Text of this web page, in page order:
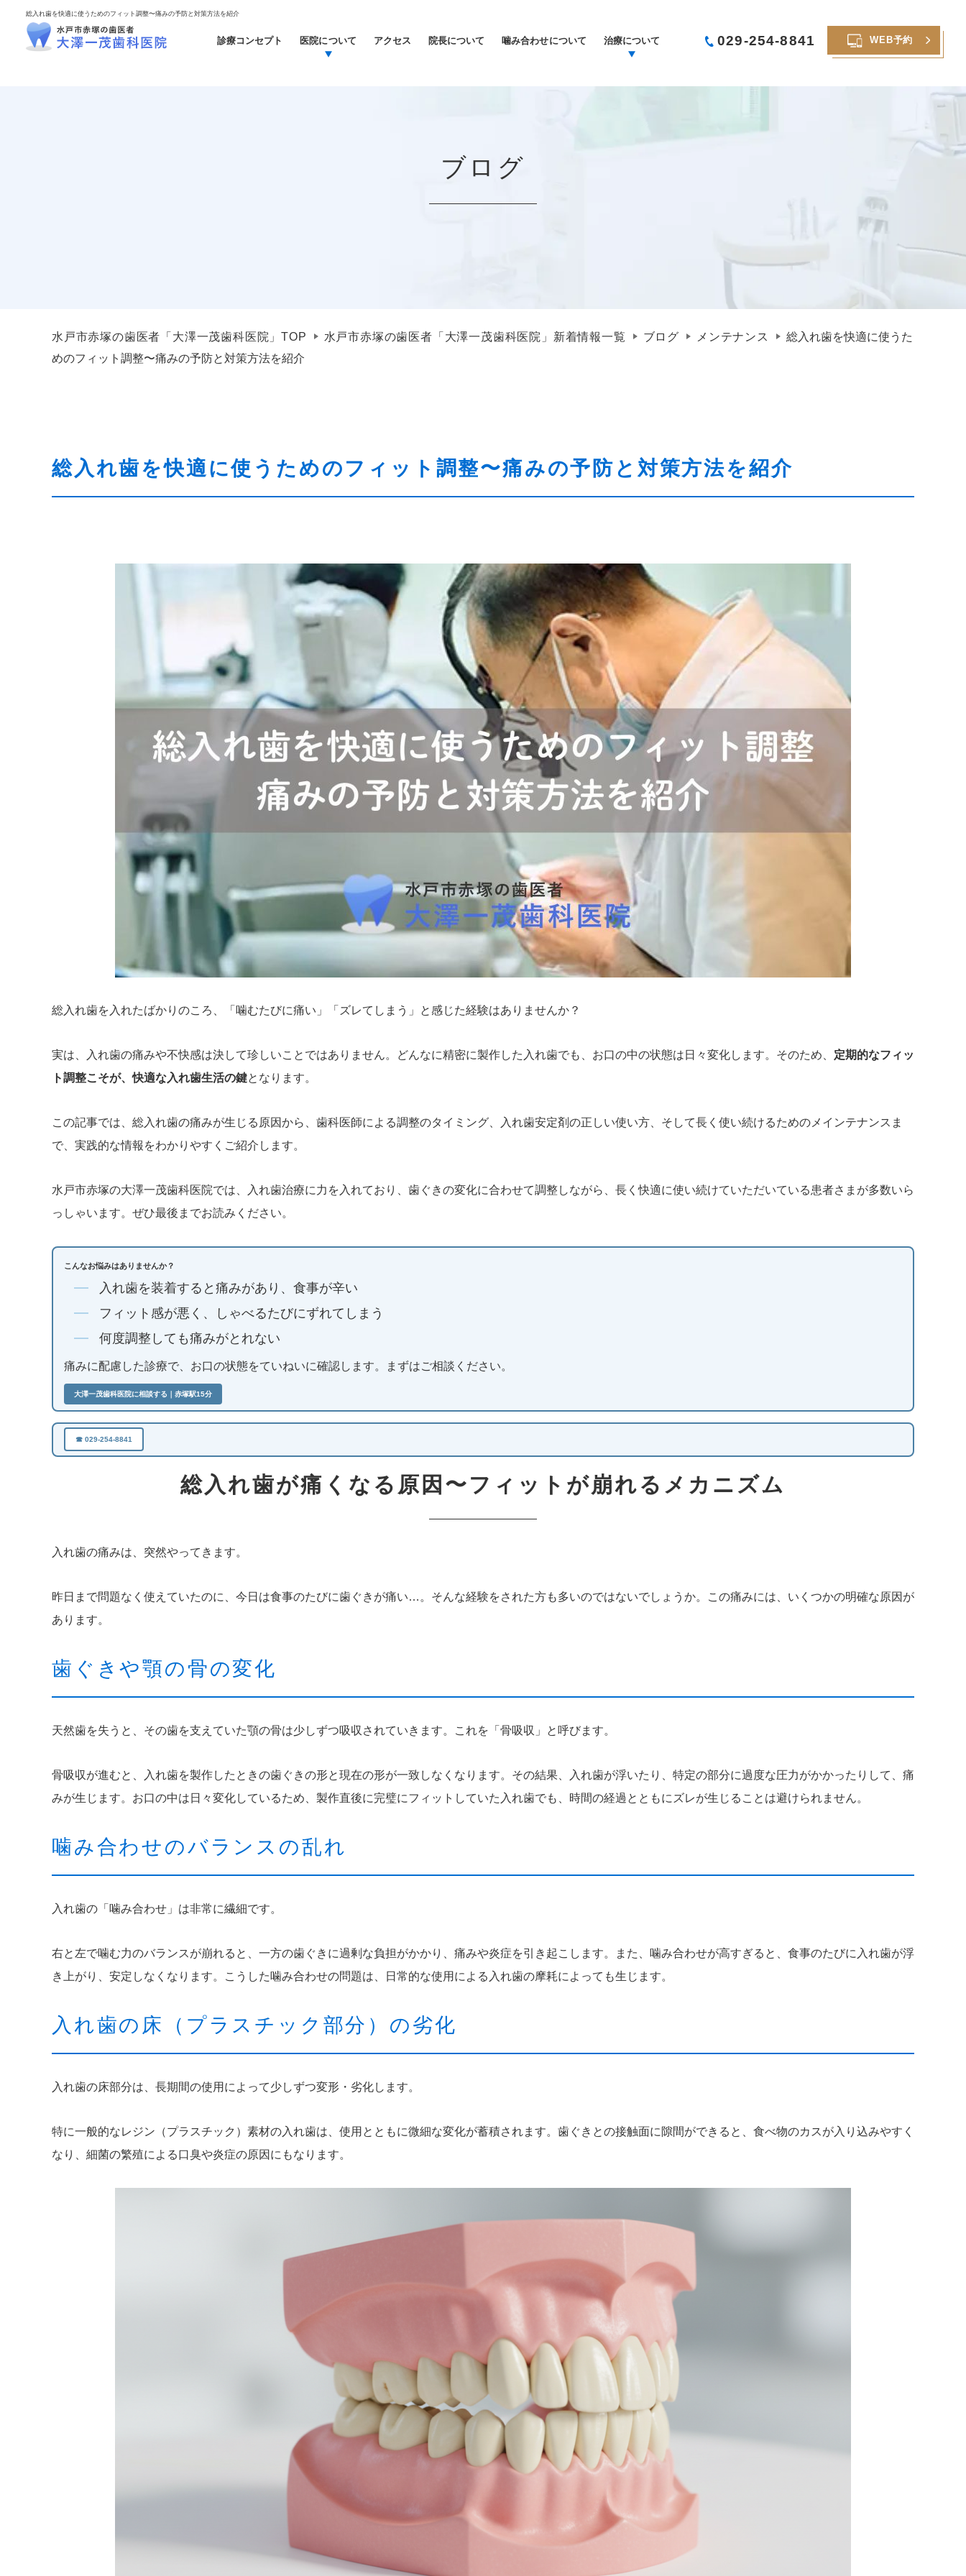
総入れ歯を快適に使うためのフィット調整〜痛みの予防と対策方法を紹介
診療コンセプト 医院について アクセス 院長について 噛み合わせについて 治療について 029-254-8841 WEB予約
ブログ
水戸市赤塚の歯医者「大澤一茂歯科医院」TOP 水戸市赤塚の歯医者「大澤一茂歯科医院」新着情報一覧 ブログ メンテナンス
総入れ歯を快適に使うた
めのフィット調整〜痛みの予防と対策方法を紹介
総入れ歯を快適に使うためのフィット調整〜痛みの予防と対策方法を紹介
総入れ歯を入れたばかりのころ、「噛むたびに痛い」「ズレてしまう」と感じた経験はありませんか？
実は、入れ歯の痛みや不快感は決して珍しいことではありません。どんなに精密に製作した入れ歯でも、お口の中の状態は日々変化します。そのため、 定期的なフィッ
ト調整こそが、快適な入れ歯生活の鍵となります。
この記事では、総入れ歯の痛みが生じる原因から、歯科医師による調整のタイミング、入れ歯安定剤の正しい使い方、そして長く使い続けるためのメインテナンスま
で、実践的な情報をわかりやすくご紹介します。
水戸市赤塚の大澤一茂歯科医院では、入れ歯治療に力を入れており、歯ぐきの変化に合わせて調整しながら、長く快適に使い続けていただいている患者さまが多数いら
っしゃいます。ぜひ最後までお読みください。
こんなお悩みはありませんか？
入れ歯を装着すると痛みがあり、食事が辛い
フィット感が悪く、しゃべるたびにずれてしまう
何度調整しても痛みがとれない
痛みに配慮した診療で、お口の状態をていねいに確認します。まずはご相談ください。
大澤一茂歯科医院に相談する｜赤塚駅15分
☎ 029-254-8841
総入れ歯が痛くなる原因〜フィットが崩れるメカニズム
入れ歯の痛みは、突然やってきます。
昨日まで問題なく使えていたのに、今日は食事のたびに歯ぐきが痛い…。そんな経験をされた方も多いのではないでしょうか。この痛みには、いくつかの明確な原因が
あります。
歯ぐきや顎の骨の変化
天然歯を失うと、その歯を支えていた顎の骨は少しずつ吸収されていきます。これを「骨吸収」と呼びます。
骨吸収が進むと、入れ歯を製作したときの歯ぐきの形と現在の形が一致しなくなります。その結果、入れ歯が浮いたり、特定の部分に過度な圧力がかかったりして、痛
みが生じます。お口の中は日々変化しているため、製作直後に完璧にフィットしていた入れ歯でも、時間の経過とともにズレが生じることは避けられません。
噛み合わせのバランスの乱れ
入れ歯の「噛み合わせ」は非常に繊細です。
右と左で噛む力のバランスが崩れると、一方の歯ぐきに過剰な負担がかかり、痛みや炎症を引き起こします。また、噛み合わせが高すぎると、食事のたびに入れ歯が浮
き上がり、安定しなくなります。こうした噛み合わせの問題は、日常的な使用による入れ歯の摩耗によっても生じます。
入れ歯の床（プラスチック部分）の劣化
入れ歯の床部分は、長期間の使用によって少しずつ変形・劣化します。
特に一般的なレジン（プラスチック）素材の入れ歯は、使用とともに微細な変化が蓄積されます。歯ぐきとの接触面に隙間ができると、食べ物のカスが入り込みやすく
なり、細菌の繁殖による口臭や炎症の原因にもなります。